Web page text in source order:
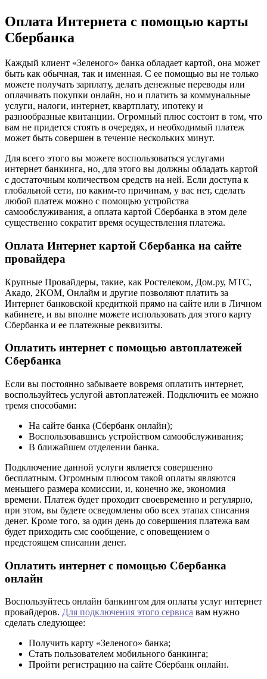
Оплата Интернета с помощью карты
Сбербанка
Каждый клиент «Зеленого» банка обладает картой, она может
быть как обычная, так и именная. С ее помощью вы не только
можете получать зарплату, делать денежные переводы или
оплачивать покупки онлайн, но и платить за коммунальные
услуги, налоги, интернет, квартплату, ипотеку и
разнообразные квитанции. Огромный плюс состоит в том, что
вам не придется стоять в очередях, и необходимый платеж
может быть совершен в течение нескольких минут.
Для всего этого вы можете воспользоваться услугами
интернет банкинга, но, для этого вы должны обладать картой
с достаточным количеством средств на ней. Если доступа к
глобальной сети, по каким-то причинам, у вас нет, сделать
любой платеж можно с помощью устройства
самообслуживания, а оплата картой Сбербанка в этом деле
существенно сократит время осуществления платежа.
Оплата Интернет картой Сбербанка на сайте
провайдера
Крупные Провайдеры, такие, как Ростелеком, Дом.ру, МТС,
Акадо, 2КОМ, Онлайм и другие позволяют платить за
Интернет банковской кредиткой прямо на сайте или в Личном
кабинете, и вы вполне можете использовать для этого карту
Сбербанка и ее платежные реквизиты.
Оплатить интернет с помощью автоплатежей
Сбербанка
Если вы постоянно забываете вовремя оплатить интернет,
воспользуйтесь услугой автоплатежей. Подключить ее можно
тремя способами:
На сайте банка (Сбербанк онлайн);
Воспользовавшись устройством самообслуживания;
В ближайшем отделении банка.
Подключение данной услуги является совершенно
бесплатным. Огромным плюсом такой оплаты являются
меньшего размера комиссии, и, конечно же, экономия
времени. Платеж будет проходит своевременно и регулярно,
при этом, вы будете осведомлены обо всех этапах списания
денег. Кроме того, за один день до совершения платежа вам
будет приходить смс сообщение, с оповещением о
предстоящем списании денег.
Оплатить интернет с помощью Сбербанка
онлайн
Воспользуйтесь онлайн банкингом для оплаты услуг интернет
провайдеров. Для подключения этого сервиса вам нужно
сделать следующее:
Получить карту «Зеленого» банка;
Стать пользователем мобильного банкинга;
Пройти регистрацию на сайте Сбербанк онлайн.